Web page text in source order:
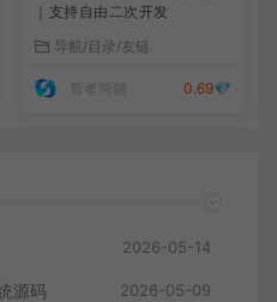
｜支持自由二次开发
导航/目录/友链
智者熊猫 0.69💎
2026-05-14
源码 2026-05-09